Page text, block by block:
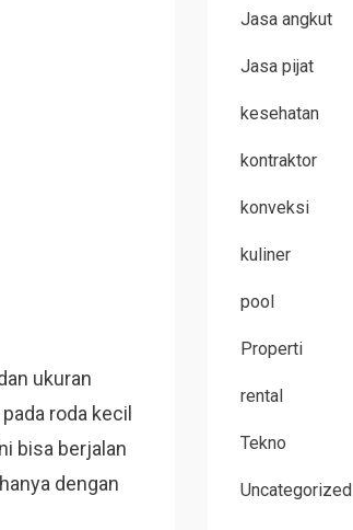
ukuran
roda kecil
bisa berjalan
dengan
Jasa angkut
Jasa pijat
kesehatan
kontraktor
konveksi
kuliner
pool
Properti
rental
Tekno
Uncategorized